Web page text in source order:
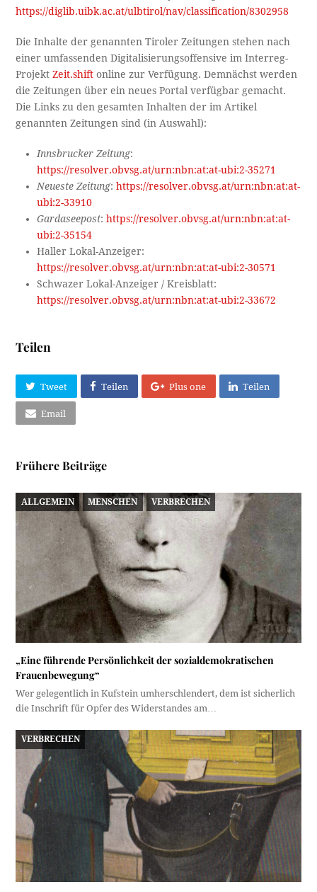
https://diglib.uibk.ac.at/ulbtirol/nav/classification/8302958
Die Inhalte der genannten Tiroler Zeitungen stehen nach
einer umfassenden Digitalisierungsoffensive im Interreg-
ProjektZeit.shift online zur Verfügung. Demnächst werden
die Zeitungen über ein neues Portal verfügbar gemacht.
Die Links zu den gesamten Inhalten der im Artikel
genannten Zeitungen sind (in Auswahl):
Innsbrucker Zeitung:
https://resolver.obvsg.at/urn:nbn:at:at-ubi:2-35271
Neueste Zeitung:https://resolver.obvsg.at/urn:nbn:at:at-
ubi:2-33910
Gardaseepost:https://resolver.obvsg.at/urn:nbn:at:at-
ubi:2-35154
Haller Lokal-Anzeiger:
https://resolver.obvsg.at/urn:nbn:at:at-ubi:2-30571
Schwazer Lokal-Anzeiger / Kreisblatt:
https://resolver.obvsg.at/urn:nbn:at:at-ubi:2-33672
Teilen
Tweet Teilen Plus one Teilen
Email
Frühere Beiträge
ALLGEMEIN MENSCHEN VERBRECHEN
„Eine führende Persönlichkeit der sozialdemokratischen
Frauenbewegung“
Wer gelegentlich in Kufstein umherschlendert, dem ist sicherlich
die Inschrift für Opfer des Widerstandes am…
VERBRECHEN